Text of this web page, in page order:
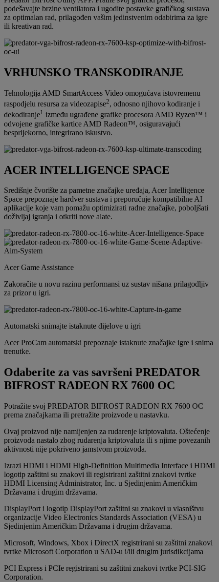
podešavajte brzine ventilatora i ugodite postavke grafičkog sustava
za optimalan rad, prilagođen vašim jedinstvenim odabirima za igre
ili kreativan rad.
VRHUNSKO TRANSKODIRANJE
Tehnologija AMD SmartAccess Video omogućava istovremenu
raspodjelu resursa za videozapise2, odnosno njihovo kodiranje i
dekodiranje1 između ugrađene grafike procesora AMD Ryzen™ i
odvojene grafičke kartice AMD Radeon™, osiguravajući
besprijekorno, integrirano iskustvo.
ACER INTELLIGENCE SPACE
Središnje čvorište za pametne značajke uređaja, Acer Intelligence
Space prepoznaje hardver sustava i preporučuje kompatibilne AI
aplikacije koje vam pomažu optimizirati radne značajke, poboljšati
doživljaj igranja i otkriti nove alate.
Acer Game Assistance
Zakoračite u novu razinu performansi uz sustav nišana prilagodljiv
za prizor u igri.
Automatski snimajte istaknute dijelove u igri
Acer ProCam automatski prepoznaje istaknute značajke igre i snima
trenutke.
Odaberite za vas savršeni PREDATOR
BIFROST RADEON RX 7600 OC
Potražite svoj PREDATOR BIFROST RADEON RX 7600 OC
prema značajkama ili pretražite proizvode u nastavku.
Ovaj proizvod nije namijenjen za rudarenje kriptovaluta. Oštećenje
proizvoda nastalo zbog rudarenja kriptovaluta ili s njime povezanih
aktivnosti nije pokriveno jamstvom proizvoda.
Izrazi HDMI i HDMI High-Definition Multimedia Interface i HDMI
logotip zaštitni su znakovi ili registrirani zaštitni znakovi tvrtke
HDMI Licensing Administrator, Inc. u Sjedinjenim Američkim
Državama i drugim državama.
DisplayPort i logotip DisplayPort zaštitni su znakovi u vlasništvu
organizacije Video Electronics Standards Association (VESA) u
Sjedinjenim Američkim Državama i drugim državama.
Microsoft, Windows, Xbox i DirectX registrirani su zaštitni znakovi
tvrtke Microsoft Corporation u SAD-u i/ili drugim jurisdikcijama
PCI Express i PCIe registrirani su zaštitni znakovi tvrtke PCI-SIG
Corporation.